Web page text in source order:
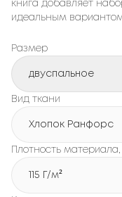
книга добавляет
идеальным
Размер
двуспальное
Вид ткани
Хлопок Ранфорс
Плотность материала,
115 Г/м²